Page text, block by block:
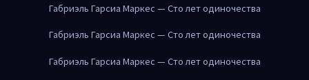
Габриэль Гарсиа Маркес — Сто лет одиночества
Габриэль Гарсиа Маркес — Сто лет одиночества
Габриэль Гарсиа Маркес — Сто лет одиночества